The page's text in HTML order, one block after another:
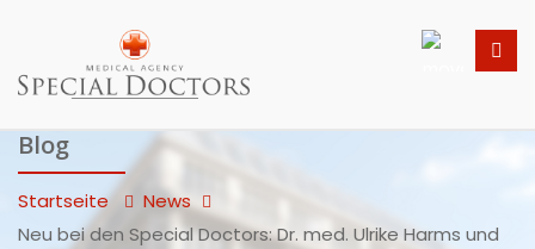
Blog
Startseite
News
Neu bei den Special Doctors: Dr. med. Ulrike Harms und